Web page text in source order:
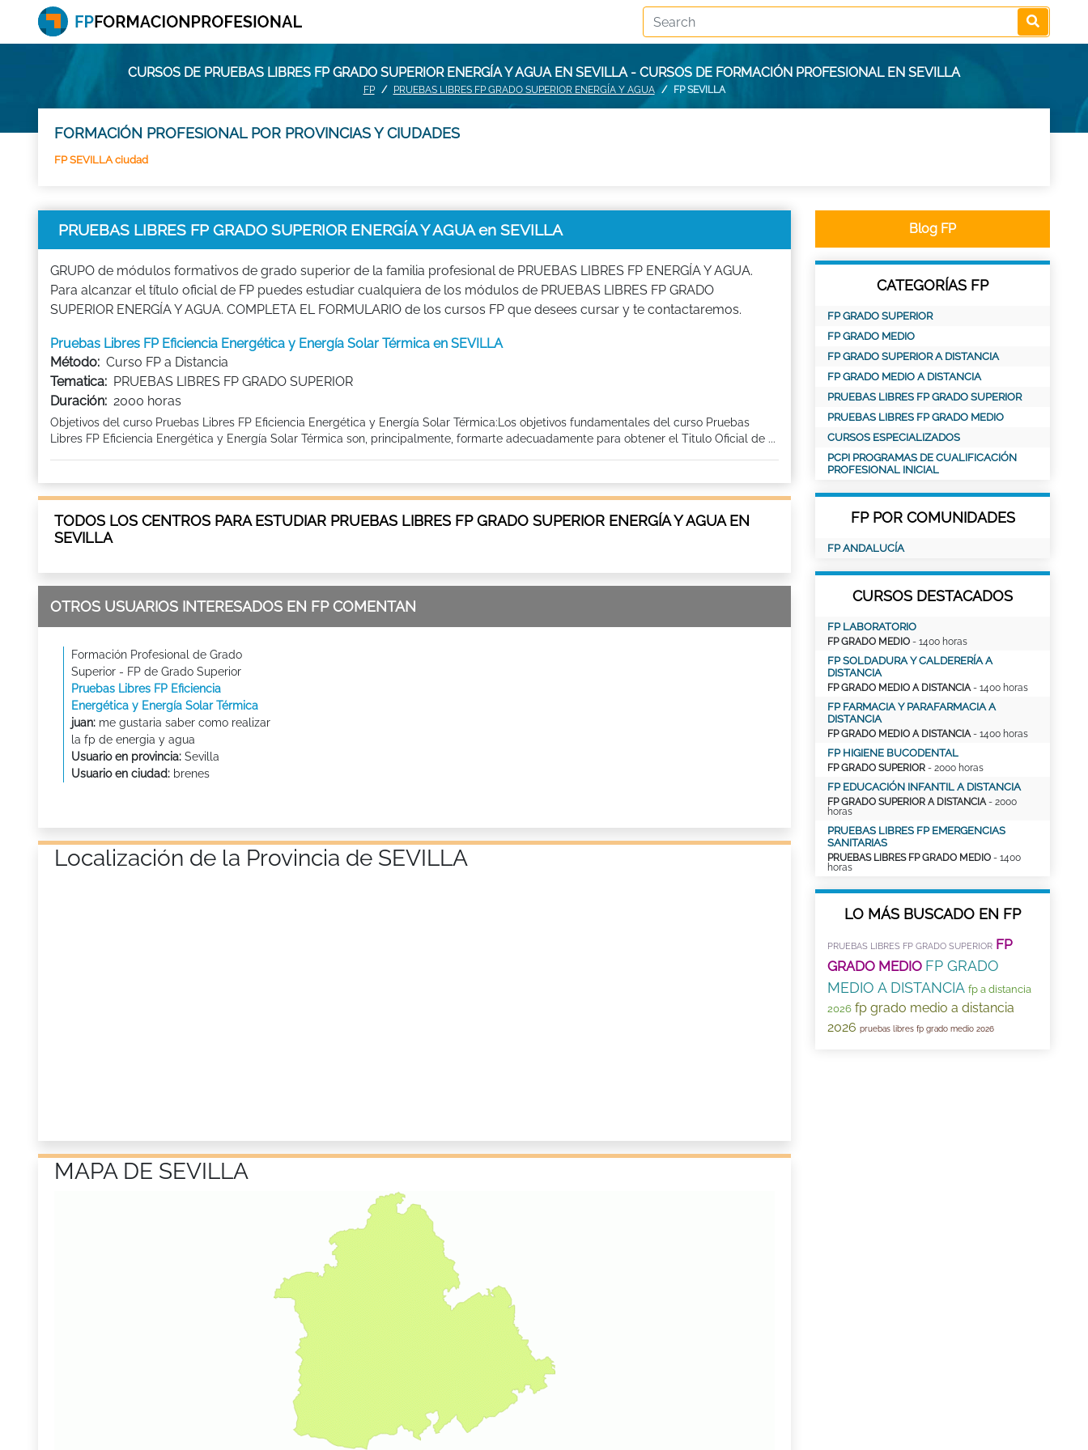
CURSOS DE PRUEBAS LIBRES FP GRADO SUPERIOR ENERGÍA Y AGUA EN SEVILLA - CURSOS DE FORMACIÓN PROFESIONAL EN SEVILLA
FP PRUEBAS LIBRES FP GRADO SUPERIOR ENERGÍA Y AGUA FP SEVILLA
FORMACIÓN PROFESIONAL POR PROVINCIAS Y CIUDADES
FP SEVILLA ciudad
PRUEBAS LIBRES FP GRADO SUPERIOR ENERGÍA Y AGUA en SEVILLA
GRUPO de módulos formativos de grado superior de la familia profesional de PRUEBAS LIBRES FP ENERGÍA Y AGUA.
Para alcanzar el título oficial de FP puedes estudiar cualquiera de los módulos de PRUEBAS LIBRES FP GRADO
SUPERIOR ENERGÍA Y AGUA. COMPLETA EL FORMULARIO de los cursos FP que desees cursar y te contactaremos.
Pruebas Libres FP Eficiencia Energética y Energía Solar Térmica en SEVILLA
Método: Curso FP a Distancia
Tematica: PRUEBAS LIBRES FP GRADO SUPERIOR
Duración: 2000 horas
Objetivos del curso Pruebas Libres FP Eficiencia Energética y Energía Solar Térmica:Los objetivos fundamentales del curso Pruebas
Libres FP Eficiencia Energética y Energía Solar Térmica son, principalmente, formarte adecuadamente para obtener el Titulo Oficial de ...
TODOS LOS CENTROS PARA ESTUDIAR PRUEBAS LIBRES FP GRADO SUPERIOR ENERGÍA Y AGUA EN
SEVILLA
OTROS USUARIOS INTERESADOS EN FP COMENTAN
Formación Profesional de Grado
Superior - FP de Grado Superior
Pruebas Libres FP Eficiencia
Energética y Energía Solar Térmica
juan: me gustaria saber como realizar
la fp de energia y agua
Usuario en provincia: Sevilla
Usuario en ciudad: brenes
Localización de la Provincia de SEVILLA
MAPA DE SEVILLA
Blog FP
CATEGORÍAS FP
FP GRADO SUPERIOR
FP GRADO MEDIO
FP GRADO SUPERIOR A DISTANCIA
FP GRADO MEDIO A DISTANCIA
PRUEBAS LIBRES FP GRADO SUPERIOR
PRUEBAS LIBRES FP GRADO MEDIO
CURSOS ESPECIALIZADOS
PCPI PROGRAMAS DE CUALIFICACIÓN
PROFESIONAL INICIAL
FP POR COMUNIDADES
FP ANDALUCÍA
CURSOS DESTACADOS
FP LABORATORIO
FP GRADO MEDIO - 1400 horas
FP SOLDADURA Y CALDERERÍA A
DISTANCIA
FP GRADO MEDIO A DISTANCIA- 1400 horas
FP FARMACIA Y PARAFARMACIA A
DISTANCIA
FP GRADO MEDIO A DISTANCIA- 1400 horas
FP HIGIENE BUCODENTAL
FP GRADO SUPERIOR - 2000 horas
FP EDUCACIÓN INFANTIL A DISTANCIA
FP GRADO SUPERIOR A DISTANCIA- 2000
horas
PRUEBAS LIBRES FP EMERGENCIAS
SANITARIAS
PRUEBAS LIBRES FP GRADO MEDIO - 1400
horas
LO MÁS BUSCADO EN FP
PRUEBAS LIBRES FP GRADO SUPERIOR FP
GRADO MEDIO FP GRADO
MEDIO A DISTANCIA fp a distancia
2026 fp grado medio a distancia
2026 pruebas libres fp grado medio 2026